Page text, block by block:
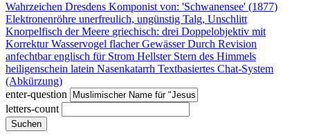
Wahrzeichen Dresdens Komponist von: 'Schwanensee' (1877)
Elektronenröhre unerfreulich, ungünstig Talg, Unschlitt
Knorpelfisch der Meere griechisch: drei Doppelobjektiv mit
KorrekturWasservogel flacher GewässerDurch Revision
anfechtbarenglisch für Strom Hellster Stern des Himmels
heiligenschein latein Nasenkatarrh Textbasiertes Chat-System
(Abkürzung)
enter-question
letters-count
Suchen